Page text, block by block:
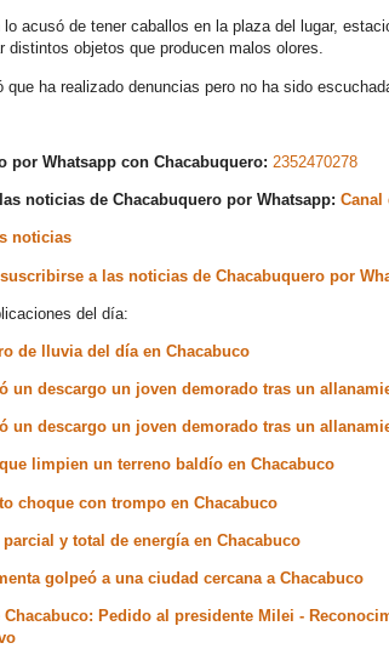
lo acusó de tener caballos en la plaza del lugar,
distintos objetos que producen malos olores.
que ha realizado denuncias pero no ha sido
por Whatsapp con Chacabuquero: 2352470278
noticias de Chacabuquero por Whatsapp: Canal
noticias
a las noticias de Chacabuquero por
del día:
de lluvia del día en Chacabuco
un descargo un joven demorado tras un
un descargo un joven demorado tras un
limpien un terreno baldío en Chacabuco
choque con trompo en Chacabuco
parcial y total de energía en Chacabuco
golpeó a una ciudad cercana a Chacabuco
Chacabuco: Pedido al presidente Milei -